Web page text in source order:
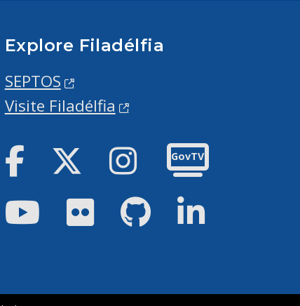
Explore Filadélfia
SEPTOS
Visite Filadélfia
Facebook TwitterInstagram
GovTV
YoutubeFlickr GitHubLinkedIn